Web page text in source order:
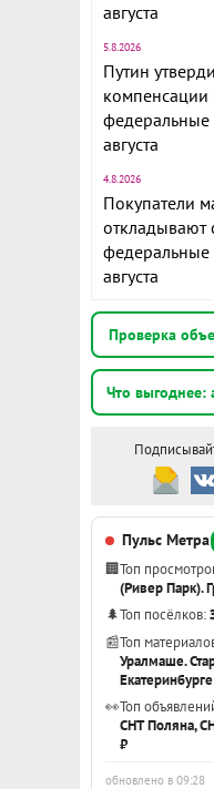
августа
5.8.2026
Путин
компенсации
федеральные
августа
4.8.2026
Покупатели
откладывают
федеральные
августа
Проверка
Что выгоднее:
Пульс Метра
🏢Топ
(Ривер Парк).
🌲Топ посёлков:
📰Топ
Уралмаше.
👀Топ
СНТ Поляна,
₽
обновлено в 09:28